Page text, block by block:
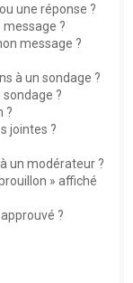
une réponse ?
?
message ?
à un sondage ?
?
?
jointes ?
un modérateur ?
» affiché
?